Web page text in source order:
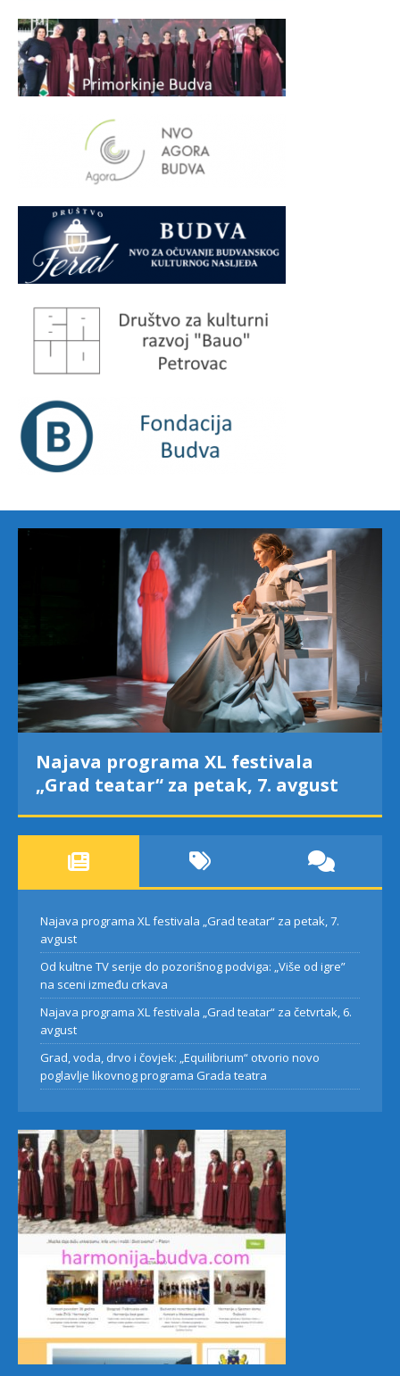
Najava programa XL festivala
„Grad teatar“ za petak, 7. avgust
Najava programa XL festivala „Grad teatar“ za petak, 7.
avgust
Od kultne TV serije do pozorišnog podviga: „Više od igre”
na sceni između crkava
Najava programa XL festivala „Grad teatar“ za četvrtak, 6.
avgust
Grad, voda, drvo i čovjek: „Equilibrium“ otvorio novo
poglavlje likovnog programa Grada teatra